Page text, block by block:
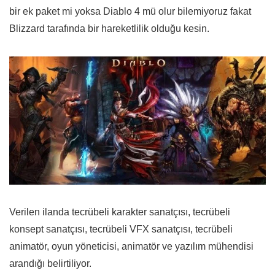
bir ek paket mi yoksa Diablo 4 mü olur bilemiyoruz fakat
Blizzard tarafında bir hareketlilik olduğu kesin.
Verilen ilanda tecrübeli karakter sanatçısı, tecrübeli
konsept sanatçısı, tecrübeli VFX sanatçısı, tecrübeli
animatör, oyun yöneticisi, animatör ve yazılım mühendisi
arandığı belirtiliyor.